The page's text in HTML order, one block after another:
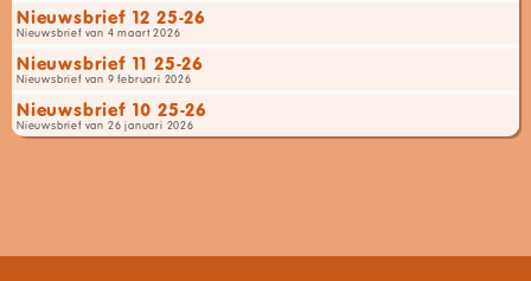
Nieuwsbrief 12 25-26
Nieuwsbrief van 4 maart 2026
Nieuwsbrief 11 25-26
Nieuwsbrief van 9 februari 2026
Nieuwsbrief 10 25-26
Nieuwsbrief van 26 januari 2026